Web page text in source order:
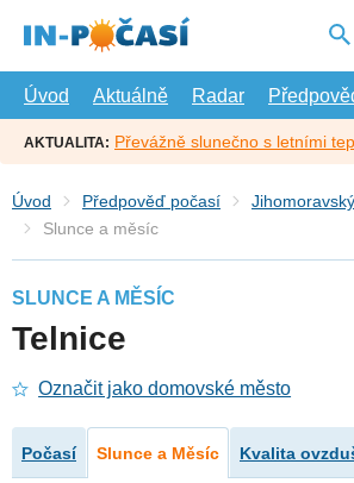
hlavní
Úvod
Aktuálně Radar
AKTUALITA: Převážně slunečno s letními
Úvod Předpověď počasí
Slunce a měsíc
SLUNCE A MĚSÍC
Telnice
Označit jako domovské město
Počasí Slunce a Měsíc Kvalita